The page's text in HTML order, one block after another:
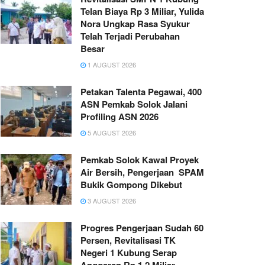
Telan Biaya Rp 3 Miliar, Yulida
Nora Ungkap Rasa Syukur
Telah Terjadi Perubahan
Besar
1 AUGUST 2026
Petakan Talenta Pegawai, 400
ASN Pemkab Solok Jalani
Profiling ASN 2026
5 AUGUST 2026
Pemkab Solok Kawal Proyek
Air Bersih, Pengerjaan SPAM
Bukik Gompong Dikebut
3 AUGUST 2026
Progres Pengerjaan Sudah 60
Persen, Revitalisasi TK
Negeri 1 Kubung Serap